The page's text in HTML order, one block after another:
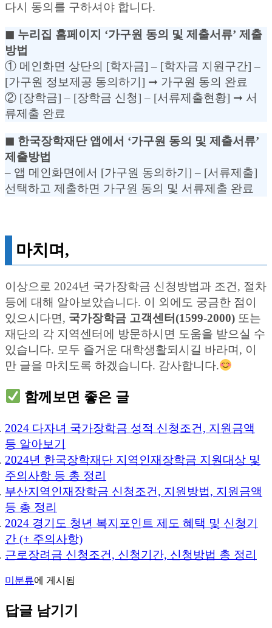
다시 동의를 구하셔야 합니다.
◼︎ 누리집 홈페이지 ‘가구원 동의 및 제출서류’ 제출
방법
① 메인화면 상단의 [학자금] – [학자금 지원구간] –
[가구원 정보제공 동의하기] ➞ 가구원 동의 완료
② [장학금] – [장학금 신청] – [서류제출현황] ➞ 서
류제출 완료
◼︎ 한국장학재단 앱에서 ‘가구원 동의 및 제출서류’
제출방법
– 앱 메인화면에서 [가구원 동의하기] – [서류제출]
선택하고 제출하면 가구원 동의 및 서류제출 완료
마치며,
이상으로 2024년 국가장학금 신청방법과 조건, 절차
등에 대해 알아보았습니다. 이 외에도 궁금한 점이
있으시다면, 국가장학금 고객센터(1599-2000) 또는
재단의 각 지역센터에 방문하시면 도움을 받으실 수
있습니다. 모두 즐거운 대학생활되시길 바라며, 이
만 글을 마치도록 하겠습니다. 감사합니다.
함께보면 좋은 글
2024 다자녀 국가장학금 성적 신청조건, 지원금액
등 알아보기
2024년 한국장학재단 지역인재장학금 지원대상 및
주의사항 등 총 정리
부산지역인재장학금 신청조건, 지원방법, 지원금액
등 총 정리
2024 경기도 청년 복지포인트 제도 혜택 및 신청기
간 (+ 주의사항)
근로장려금 신청조건, 신청기간, 신청방법 총 정리
미분류에 게시됨
답글 남기기